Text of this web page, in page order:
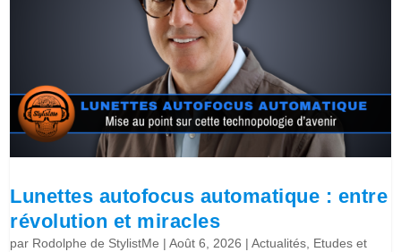
Lunettes autofocus automatique : entre
révolution et miracles
par Rodolphe de StylistMe |Août 6, 2026 |Actualités, Etudes et